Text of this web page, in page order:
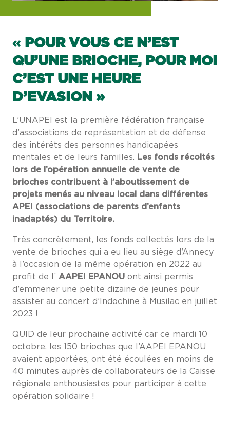
« POUR VOUS CE N’EST
QU’UNE BRIOCHE, POUR MOI
C’EST UNE HEURE
D’EVASION »
L’UNAPEI est la première fédération française
d’associations de représentation et de défense
des intérêts des personnes handicapées
mentales et de leurs familles. Les fonds récoltés
lors de l’opération annuelle de vente de
brioches contribuent à l’aboutissement de
projets menés au niveau local dans différentes
APEI (associations de parents d’enfants
inadaptés) du Territoire.
Très concrètement, les fonds collectés lors de la
vente de brioches qui a eu lieu au siège d’Annecy
à l’occasion de la même opération en 2022 au
profit de l’ AAPEI EPANOU ont ainsi permis
d’emmener une petite dizaine de jeunes pour
assister au concert d’Indochine à Musilac en juillet
2023 !
QUID de leur prochaine activité car ce mardi 10
octobre, les 150 brioches que l’AAPEI EPANOU
avaient apportées, ont été écoulées en moins de
40 minutes auprès de collaborateurs de la Caisse
régionale enthousiastes pour participer à cette
opération solidaire !